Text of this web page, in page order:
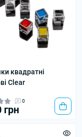
квадратні
Clear
0
грн